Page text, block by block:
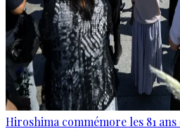
Hiroshima commémore les 81